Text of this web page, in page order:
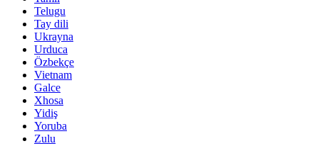
Telugu
Tay dili
Ukrayna
Urduca
Özbekçe
Vietnam
Galce
Xhosa
Yidiş
Yoruba
Zulu